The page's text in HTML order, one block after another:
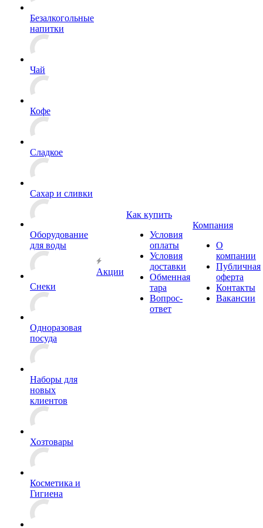
Безалкогольные
напитки
Чай
Кофе
Сладкое
Сахар и сливки
Оборудование
для воды
Снеки
Одноразовая
посуда
Наборы для
новых
клиентов
Хозтовары
Косметика и
Гигиена
Акции
Как купить
Условия
оплаты
Условия
доставки
Обменная
тара
Вопрос-
ответ
Компания
О
компании
Публичная
оферта
Контакты
Вакансии